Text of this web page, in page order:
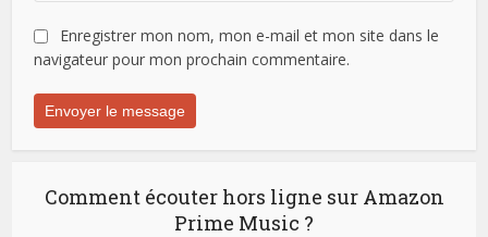
Enregistrer mon nom, mon e-mail et mon site dans le
navigateur pour mon prochain commentaire.
Comment écouter hors ligne sur Amazon
Prime Music ?